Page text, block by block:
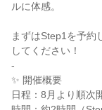
ルに体感。
まずはStep1を予約
してください！
-
✨️ 開催概要
日程：8月より順次